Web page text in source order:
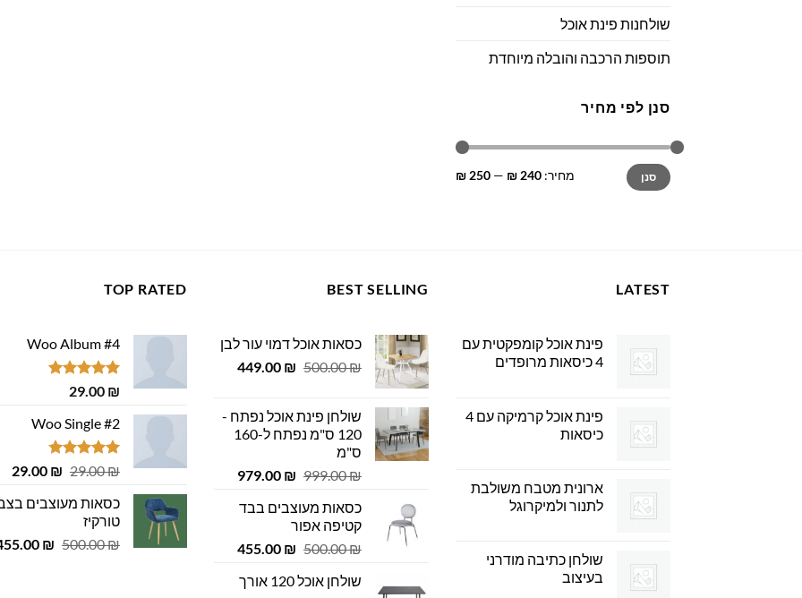
שולחנות פינת אוכל
תוספות הרכבה והובלה מיוחדת
סנן לפי מחיר
מחיר
מינימלי
מחיר
מקסימלי
סנן מחיר: 240 ₪
—
250 ₪
LATEST
פינת אוכל קומפקטית עם
4 כיסאות מרופדים
פינת אוכל קרמיקה עם 4
כיסאות
ארונית מטבח משולבת
לתנור ולמיקרוגל
שולחן כתיבה מודרני
בעיצוב
BEST SELLING
כסאות אוכל דמוי עור לבן
500.00₪
המחיר
500.00 ₪.
449.00 ₪
המחיר
449.00 ₪.שולחן פינת אוכל נפתח -
120 ס"מ נפתח ל-160
ס"מ
999.00₪
המחיר
היה:
999.00 ₪.
979.00 ₪
המחיר
כסאות מעוצבים בבד
קטיפה אפור
500.00₪
המחיר
היה:
455.00 ₪
המחיר
שולחן אוכל 120 אורך
TOP RATED
Woo Album #4
דורג5.00
29.00 ₪
Woo Single #2
דורג4.75
29.00₪
המחיר
היה:
29.00 ₪
כסאות מעוצבים
טורקיז
500.00₪
המחיר
₪